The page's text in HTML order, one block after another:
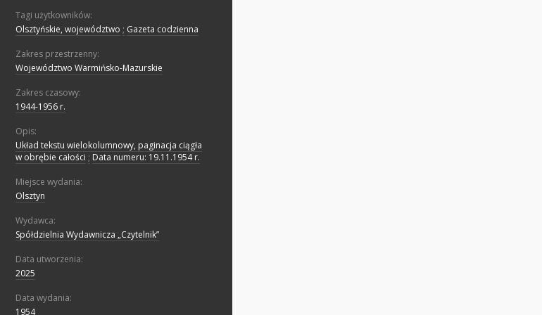
Tagi użytkowników:
Olsztyńskie, województwo ; Gazeta codzienna
Zakres przestrzenny:
Województwo Warmińsko-Mazurskie
Zakres czasowy:
1944-1956 r.
Opis:
Układ tekstu wielokolumnowy, paginacja ciągła
w obrębie całości ; Data numeru: 19.11.1954 r.
Miejsce wydania:
Olsztyn
Wydawca:
Spółdzielnia Wydawnicza „Czytelnik”
Data utworzenia:
2025
Data wydania:
1954